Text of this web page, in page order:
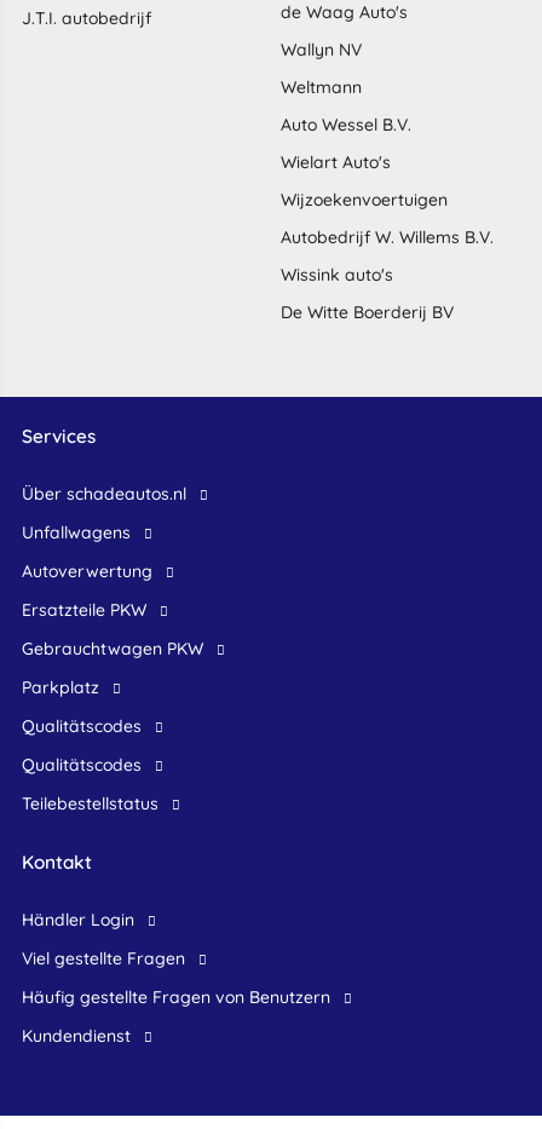
J.T.I. autobedrijf
de Waag Auto's
Wallyn NV
Weltmann
Auto Wessel B.V.
Wielart Auto's
Wijzoekenvoertuigen
Autobedrijf W. Willems B.V.
Wissink auto's
De Witte Boerderij BV
Services
Über schadeautos.nl
Unfallwagens
Autoverwertung
Ersatzteile PKW
Gebrauchtwagen PKW
Parkplatz
Qualitätscodes
Qualitätscodes
Teilebestellstatus
Kontakt
Händler Login
Viel gestellte Fragen
Häufig gestellte Fragen von Benutzern
Kundendienst